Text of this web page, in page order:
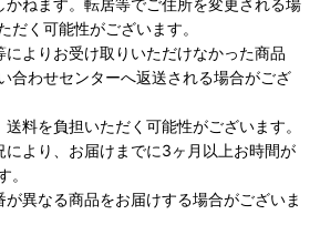
ねます。転居等でご住所を変更される場
だく可能性がございます。
よりお受け取りいただけなかった商品
合わせセンターへ返送される場合がござ
料を負担いただく可能性がございます。
より、お届けまでに3ヶ月以上お時間が
。
異なる商品をお届けする場合がございま